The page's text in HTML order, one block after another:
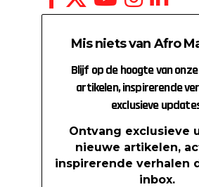
Mis niets van Afro
Blijf op de hoogte van
artikelen, inspirerende
exclusieve
Ontvang exclusieve
nieuwe artikelen,
inspirerende verhalen
inbox.